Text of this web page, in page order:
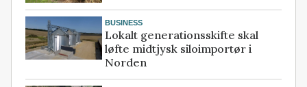
BUSINESS
Lokalt generationsskifte skal
løfte midtjysk siloimportør i
Norden